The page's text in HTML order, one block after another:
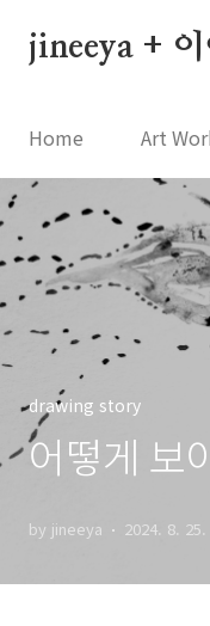
jineeya +
Home Art
drawing story
어떻게 보
by jineeya 2024. 8. 25.